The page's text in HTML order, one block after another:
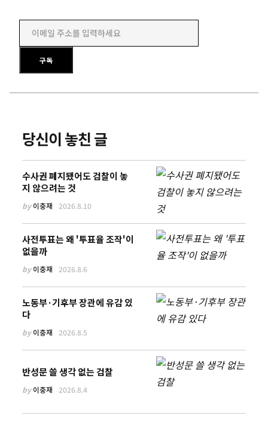
이메일 주소를 입력하세요
구독
당신이 놓친 글
수사권 폐지됐어도 검찰이 놓
지 않으려는 것
by이충재 2026.8.10
사전투표는 왜 '투표율 조작'이
없을까
by이충재 2026.8.6
노동부·기후부 장관에 유감 있
다
by이충재 2026.8.5
반성문 쓸 생각 없는 검찰
by이충재 2026.8.4